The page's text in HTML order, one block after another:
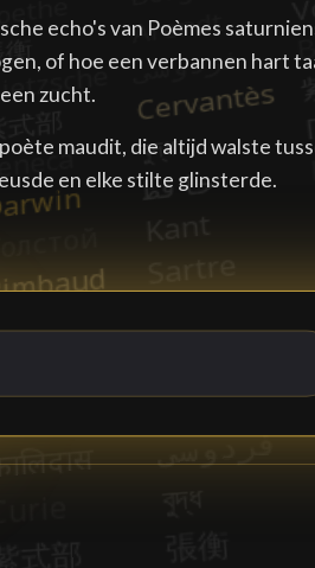
echo's van Poèmes
of hoe een verbannen hart
zucht.
maudit, die altijd walste
en elke stilte glinsterde.